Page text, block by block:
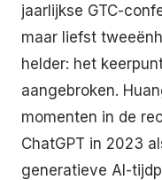
jaarlijkse GTC-
maar liefst
helder: het
aangebroken.
momenten in de
ChatGPT in 2023
generatieve AI-